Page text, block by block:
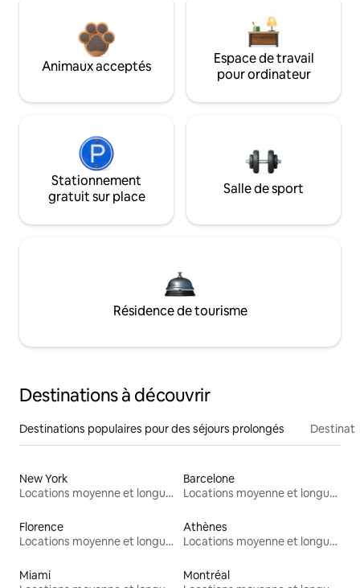
Animaux acceptés
Espace de travail
pour ordinateur
Stationnement
gratuit sur place
Salle de sport
Résidence de tourisme
Destinations à découvrir
Destinations populaires pour des séjours prolongés
New York
Locations moyenne et longue durée
Barcelone
Locations moyenne et longue durée
Florence
Locations moyenne et longue durée
Athènes
Locations moyenne et longue durée
Miami
Montréal